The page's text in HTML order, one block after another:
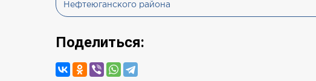
Нефтеюганского района
Поделиться: